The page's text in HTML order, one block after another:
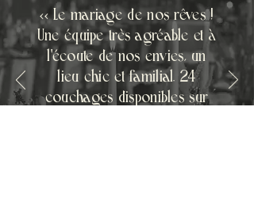
«Le mariage de nos rêves !
Une équipe très agréable et à
l'écoute de nos envies, un
lieu chic et familial. 24
couchages disponibles sur